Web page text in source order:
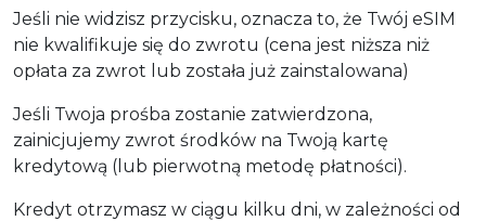
Jeśli nie widzisz przycisku, oznacza to, że Twój eSIM
nie kwalifikuje się do zwrotu (cena jest niższa niż
opłata za zwrot lub została już zainstalowana)
Jeśli Twoja prośba zostanie zatwierdzona,
zainicjujemy zwrot środków na Twoją kartę
kredytową (lub pierwotną metodę płatności).
Kredyt otrzymasz w ciągu kilku dni, w zależności od